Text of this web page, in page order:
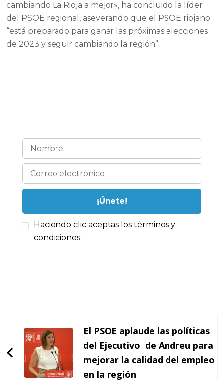
cambiando La Rioja a mejor», ha concluido la líder
del PSOE regional, aseverando que el PSOE riojano
“está preparado para ganar las próximas elecciones
de 2023 y seguir cambiando la región”.
Haciendo clic aceptas los términos y
condiciones.
de
entradas
El PSOE aplaude las políticas
del Ejecutivo de Andreu para
mejorar la calidad del empleo
en la región